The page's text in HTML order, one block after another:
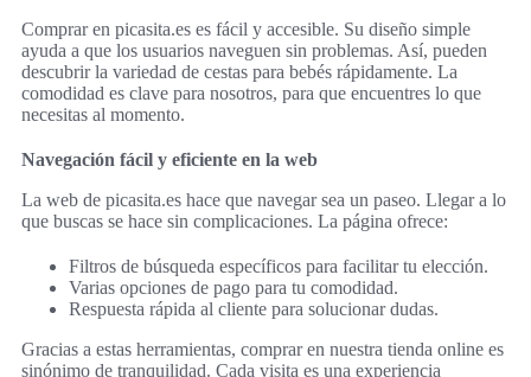
Comprar en picasita.es es fácil y accesible. Su diseño simple
ayuda a que los usuarios naveguen sin problemas. Así, pueden
descubrir la variedad de cestas para bebés rápidamente. La
comodidad es clave para nosotros, para que encuentres lo que
necesitas al momento.
Navegación fácil y eficiente en la web
La web de picasita.es hace que navegar sea un paseo. Llegar a lo
que buscas se hace sin complicaciones. La página ofrece:
Filtros de búsqueda específicos para facilitar tu elección.
Varias opciones de pago para tu comodidad.
Respuesta rápida al cliente para solucionar dudas.
Gracias a estas herramientas, comprar en nuestra tienda online es
sinónimo de tranquilidad. Cada visita es una experiencia